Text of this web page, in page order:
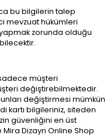
bu bilgilerin talep
mevzuat hükümleri
zorunda olduğu
müşteri
değiştirebilmektedir.
değiştirmesi mümkün
kartı bilgileriniz, siteden
güvenliğini en üst
Dizayn Online Shop